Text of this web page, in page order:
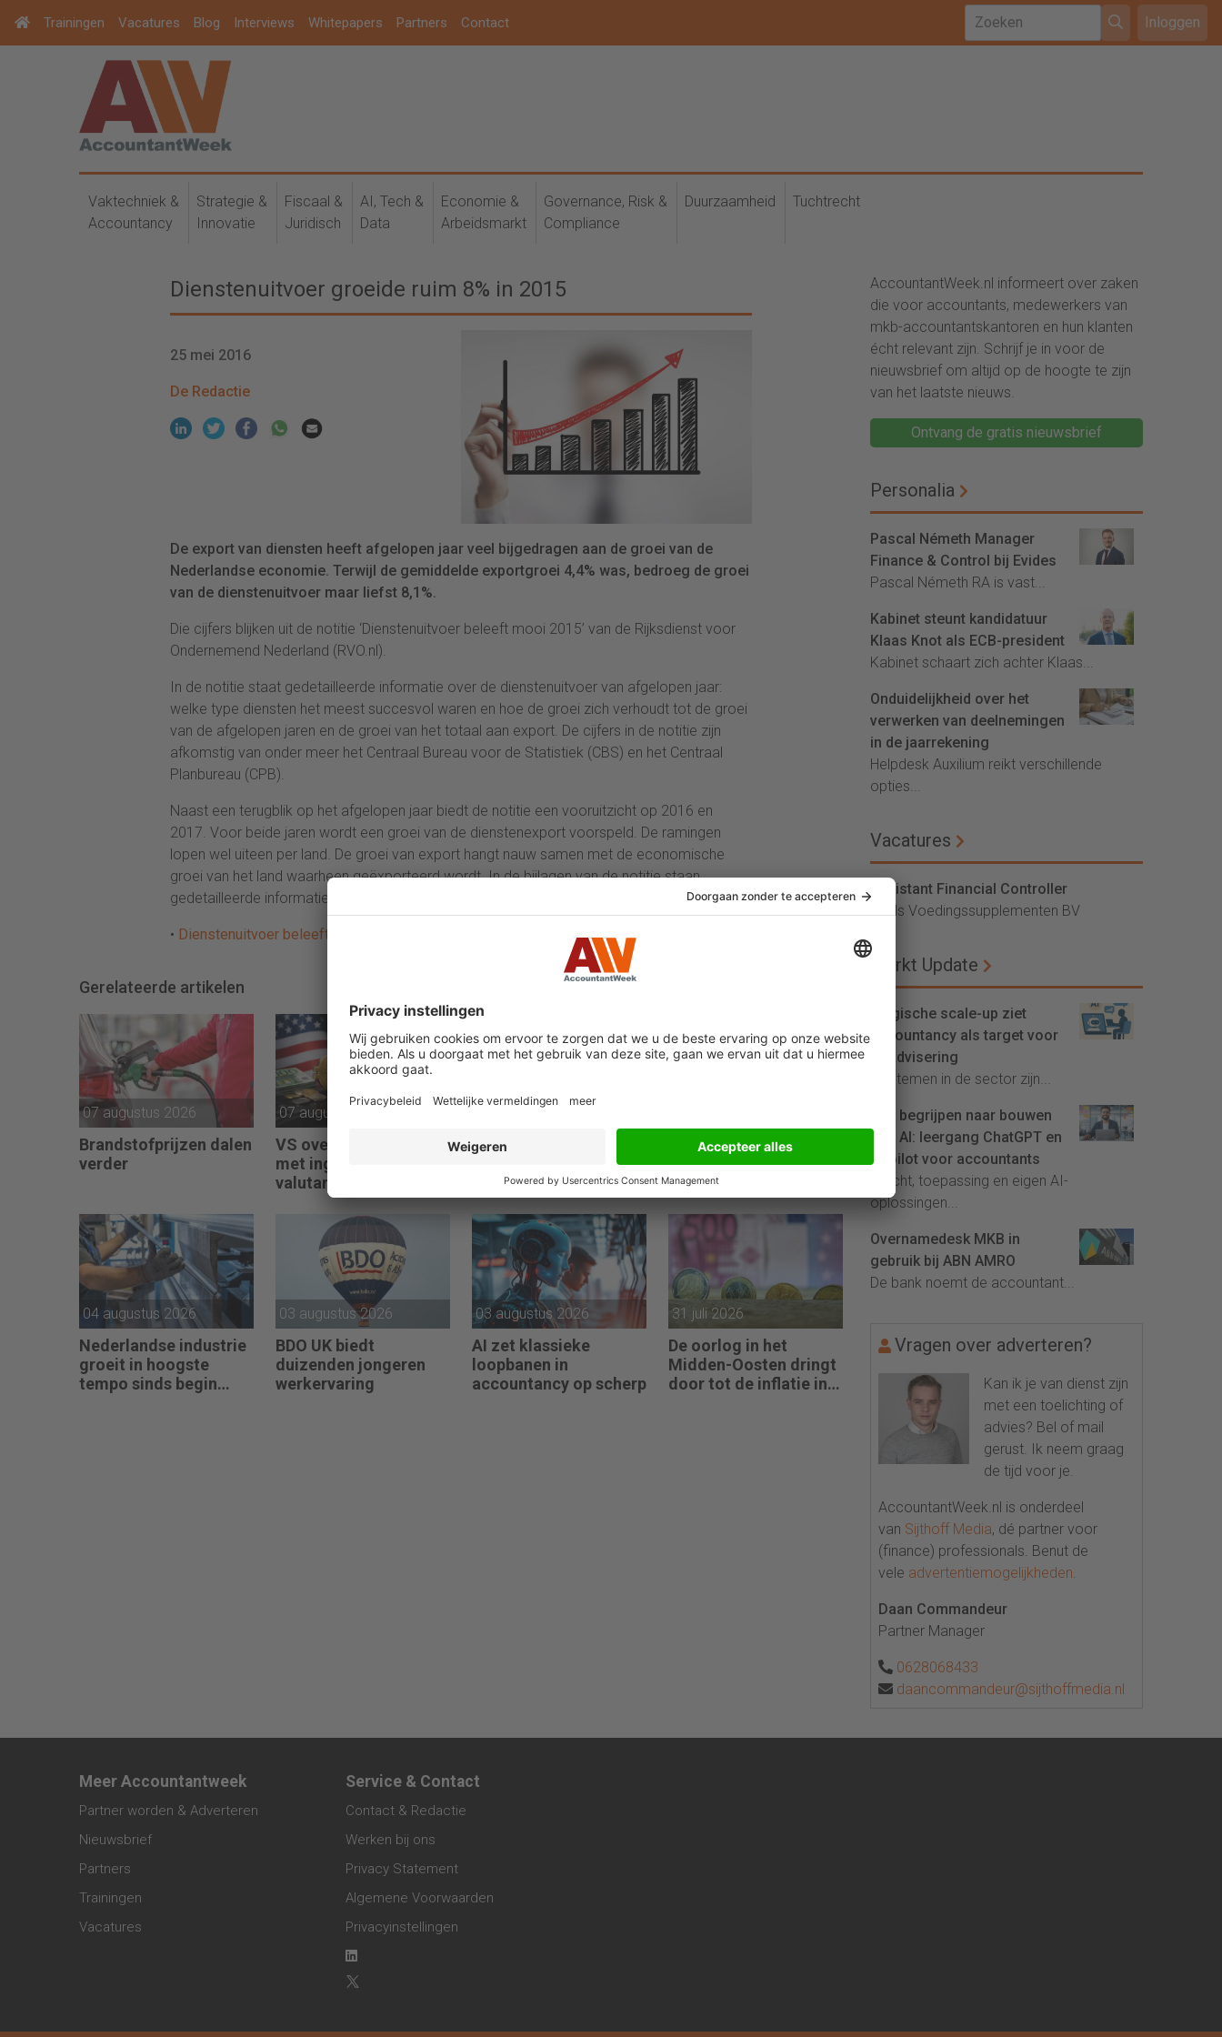
Trainingen Vacatures Blog Interviews Whitepapers Partners Contact Inloggen
Vaktechniek &
Accountancy
Strategie &
Innovatie
Fiscaal &
Juridisch
AI, Tech &
Data
Economie &
Arbeidsmarkt
Governance, Risk &
Compliance
Duurzaamheid Tuchtrecht
Dienstenuitvoer groeide ruim 8% in 2015
25 mei 2016
De Redactie
De export van diensten heeft afgelopen jaar veel bijgedragen aan de groei van de
Nederlandse economie. Terwijl de gemiddelde exportgroei 4,4% was, bedroeg de groei
van de dienstenuitvoer maar liefst 8,1%.
Die cijfers blijken uit de notitie ‘Dienstenuitvoer beleeft mooi 2015’ van de Rijksdienst voor
Ondernemend Nederland (RVO.nl).
In de notitie staat gedetailleerde informatie over de dienstenuitvoer van afgelopen jaar:
welke type diensten het meest succesvol waren en hoe de groei zich verhoudt tot de groei
van de afgelopen jaren en de groei van het totaal aan export. De cijfers in de notitie zijn
afkomstig van onder meer het Centraal Bureau voor de Statistiek (CBS) en het Centraal
Planbureau (CPB).
Naast een terugblik op het afgelopen jaar biedt de notitie een vooruitzicht op 2016 en
2017. Voor beide jaren wordt een groei van de dienstenexport voorspeld. De ramingen
lopen wel uiteen per land. De groei van export hangt nauw samen met de economische
groei van het land waarheen geëxporteerd wordt. In de bijlagen van de notitie staan
gedetailleerde informatie en cijfers hierover.
• Dienstenuitvoer beleeft mooi 2015
Gerelateerde artikelen
07 augustus 2026
Brandstofprijzen dalen
verder
07 augustus 2026
VS overrompelde ECB
met ingreep op
valutamarkt
06 augustus 2026
Ondernemersvertrouw
Tanken in België
woensdag ruim 9 cent
per liter goedkoper
04 augustus 2026
Nederlandse industrie
groeit in hoogste
tempo sinds begin
03 augustus 2026
BDO UK biedt
duizenden jongeren
werkervaring
03 augustus 2026
AI zet klassieke
loopbanen in
accountancy op scherp
31 juli 2026
De oorlog in het
Midden-Oosten dringt
door tot de inflatie in
AccountantWeek.nl informeert over zaken
die voor accountants, medewerkers van
mkb-accountantskantoren en hun klanten
écht relevant zijn. Schrijf je in voor de
nieuwsbrief om altijd op de hoogte te zijn
van het laatste nieuws.
Ontvang de gratis nieuwsbrief
Personalia
Pascal Németh Manager
Finance & Control bij Evides
Pascal Németh RA is vast...
Kabinet steunt kandidatuur
Klaas Knot als ECB-president
Kabinet schaart zich achter Klaas...
Onduidelijkheid over het
verwerken van deelnemingen
in de jaarrekening
Helpdesk Auxilium reikt verschillende
opties...
Vacatures
Assistant Financial Controller
Vitals Voedingssupplementen BV
Markt Update
Belgische scale-up ziet
accountancy als target voor
AI-advisering
'Systemen in de sector zijn...
Van begrijpen naar bouwen
met AI: leergang ChatGPT en
Copilot voor accountants
Inzicht, toepassing en eigen AI-
oplossingen...
Overnamedesk MKB in
gebruik bij ABN AMRO
De bank noemt de accountant...
Vragen over adverteren?
Kan ik je van dienst zijn
met een toelichting of
advies? Bel of mail
gerust. Ik neem graag
de tijd voor je.
AccountantWeek.nl is onderdeel
van Sijthoff Media, dé partner voor
(finance) professionals. Benut de
vele advertentiemogelijkheden.
Daan Commandeur
Partner Manager
0628068433
daancommandeur@sijthoffmedia.nl
Meer Accountantweek
Partner worden & Adverteren
Nieuwsbrief
Partners
Trainingen
Vacatures
Service & Contact
Contact & Redactie
Werken bij ons
Privacy Statement
Algemene Voorwaarden
Privacyinstellingen